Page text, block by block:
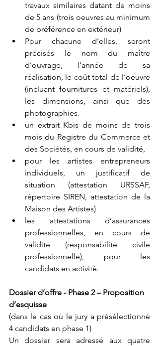
travaux similaires datant de moins
de 5 ans (trois oeuvres au minimum
de préférence en extérieur)
Pour chacune d’elles, seront
précisés le nom du maître
d’ouvrage, l’année de sa
réalisation, le coût total de l’oeuvre
(incluant fournitures et matériels),
les dimensions, ainsi que des
photographies.
un extrait Kbis de moins de trois
mois du Registre du Commerce et
des Sociétés, en cours de validité,
pour les artistes entrepreneurs
individuels, un justificatif de
situation (attestation URSSAF,
répertoire SIREN, attestation de la
Maison des Artistes)
les attestations d’assurances
professionnelles, en cours de
validité (responsabilité civile
professionnelle), pour les
candidats en activité.
Dossier d’offre - Phase 2 – Proposition
d’esquisse
(dans le cas où le jury a présélectionné
4 candidats en phase 1)
Un dossier sera adressé aux quatre